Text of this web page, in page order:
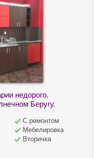
недорого.
Беругу.
С ремонтом
Мебелировка
Вторичка